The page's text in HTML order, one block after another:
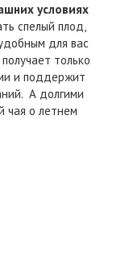
условиях
спелый плод,
для вас
только
и поддержит
А долгими
чая о летнем